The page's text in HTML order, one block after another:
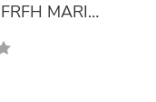
Dámské rifle LEE L301FRFH MARION STRAIGHT RINSE